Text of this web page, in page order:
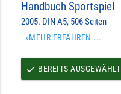
Handbuch Sportspiel
2005. DIN A5, 506 Seiten
»MEHR ERFAHREN ...
done BEREITS AUSGEWÄHLT